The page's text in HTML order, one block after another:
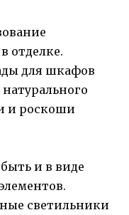
отделке.
для шкафов
и роскоши
и в виде
светильники